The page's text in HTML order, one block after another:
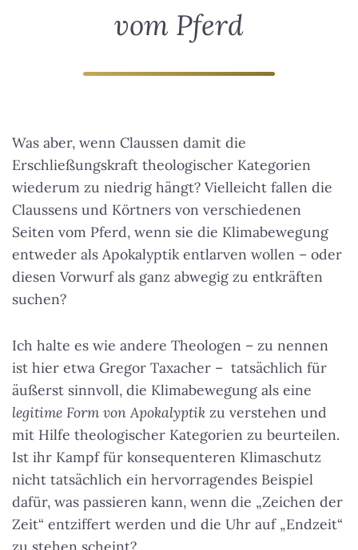
vom Pferd
Was aber, wenn Claussen damit die
Erschließungskraft theologischer Kategorien
wiederum zu niedrig hängt? Vielleicht fallen die
Claussens und Körtners von verschiedenen
Seiten vom Pferd, wenn sie die Klimabewegung
entweder als Apokalyptik entlarven wollen – oder
diesen Vorwurf als ganz abwegig zu entkräften
suchen?
Ich halte es wie andere Theologen – zu nennen
ist hier etwa Gregor Taxacher – tatsächlich für
äußerst sinnvoll, die Klimabewegung als eine
legitime Form von Apokalyptik zu verstehen und
mit Hilfe theologischer Kategorien zu beurteilen.
Ist ihr Kampf für konsequenteren Klimaschutz
nicht tatsächlich ein hervorragendes Beispiel
dafür, was passieren kann, wenn die „Zeichen der
Zeit“ entziffert werden und die Uhr auf „Endzeit“